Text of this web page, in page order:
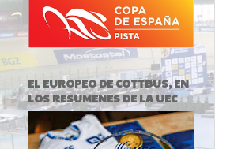
EL EUROPEO DE COTTBUS, EN
LOS RESUMENES DE LA UEC